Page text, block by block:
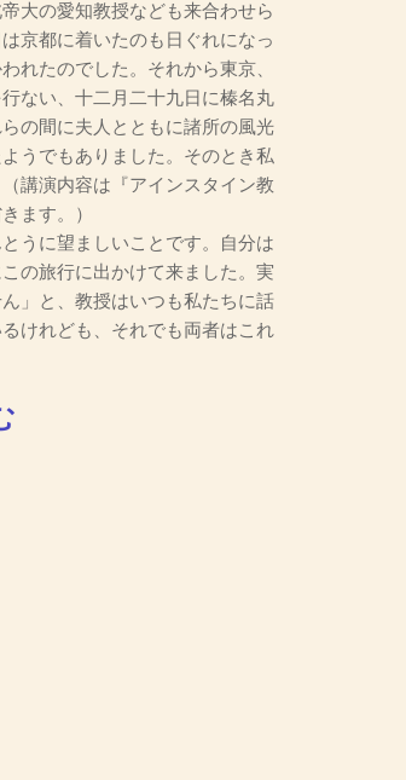
大の愛知教授なども来合わせら
京都に着いたのも日ぐれになっ
れたのでした。それから東京、
ない、十二月二十九日に榛名丸
の間に夫人とともに諸所の風光
うでもありました。そのとき私
講演内容は『アインスタイン教
ます。）
うに望ましいことです。自分は
の旅行に出かけて来ました。実
」と、教授はいつも私たちに話
けれども、それでも両者はこれ